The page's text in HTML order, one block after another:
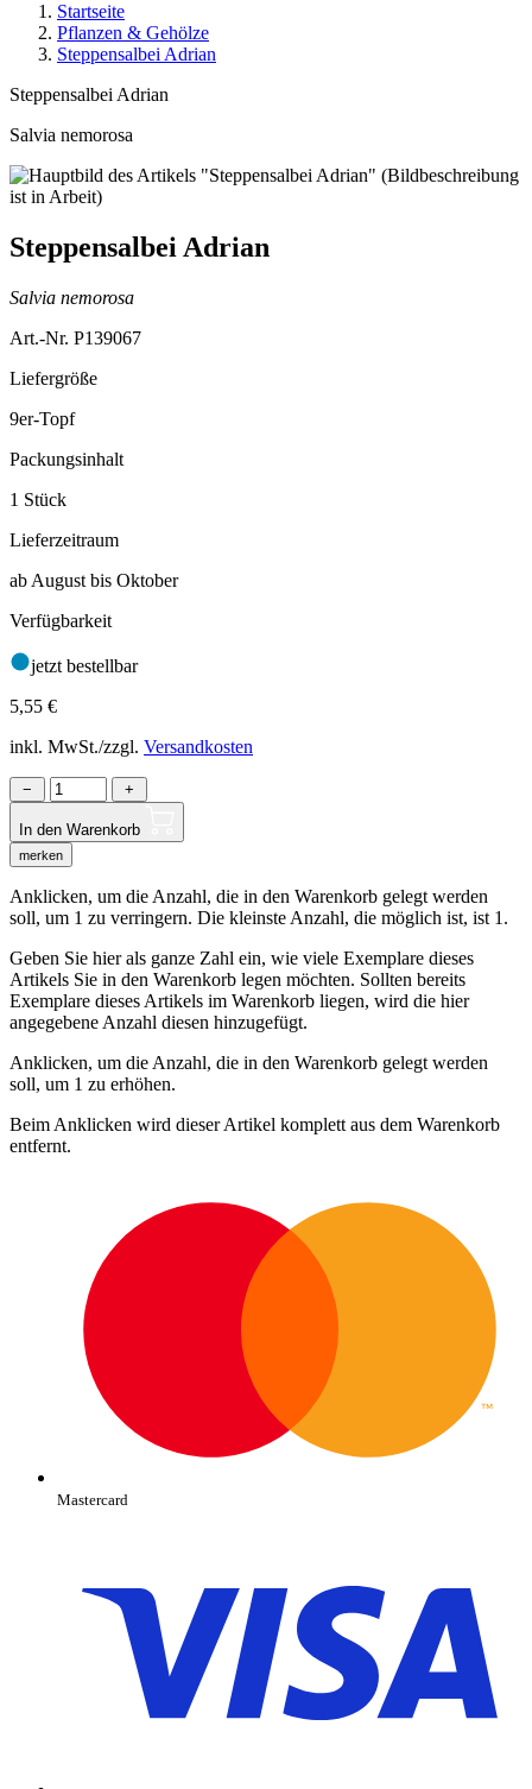
Startseite
Pflanzen & Gehölze
Steppensalbei Adrian
Steppensalbei Adrian
Salvia nemorosa
Steppensalbei Adrian
Salvia nemorosa
Art.-Nr. P139067
Liefergröße
9er-Topf
Packungsinhalt
1 Stück
Lieferzeitraum
ab August bis Oktober
Verfügbarkeit
jetzt bestellbar
5,55 €
inkl. MwSt./zzgl. Versandkosten
− +
In den Warenkorb
merken
Anklicken, um die Anzahl, die in den Warenkorb gelegt werden
soll, um 1 zu verringern. Die kleinste Anzahl, die möglich ist, ist 1.
Geben Sie hier als ganze Zahl ein, wie viele Exemplare dieses
Artikels Sie in den Warenkorb legen möchten. Sollten bereits
Exemplare dieses Artikels im Warenkorb liegen, wird die hier
angegebene Anzahl diesen hinzugefügt.
Anklicken, um die Anzahl, die in den Warenkorb gelegt werden
soll, um 1 zu erhöhen.
Beim Anklicken wird dieser Artikel komplett aus dem Warenkorb
entfernt.
Mastercard